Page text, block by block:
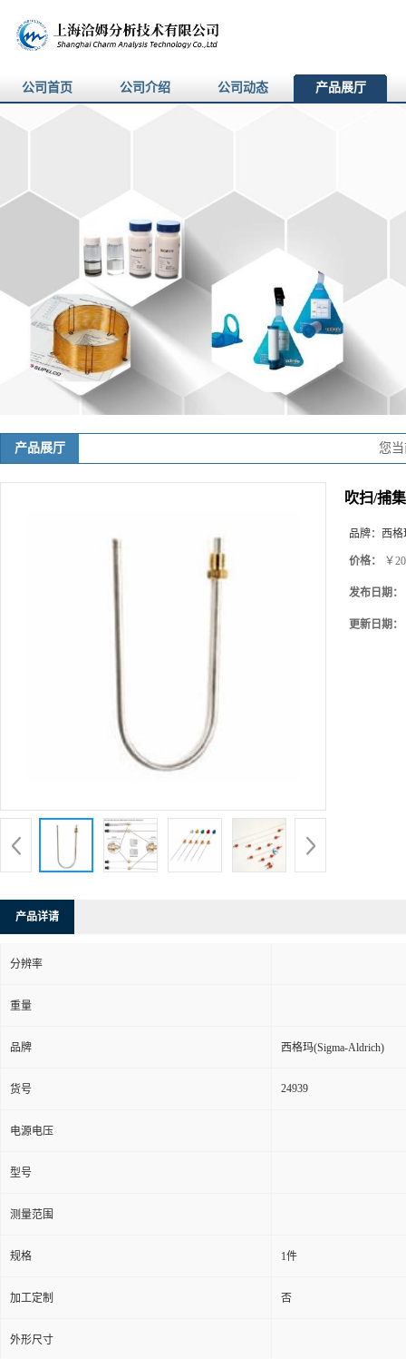
公司首页 公司介绍 公司动态 产品展厅
产品展厅 您
吹扫/捕
品牌： 西格
价格： ￥
发布日期：
更新日期：
产品详请
分辨率
重量
品牌 西格玛(Sigma-Aldrich)
货号 24939
电源电压
型号
测量范围
规格 1件
加工定制 否
外形尺寸